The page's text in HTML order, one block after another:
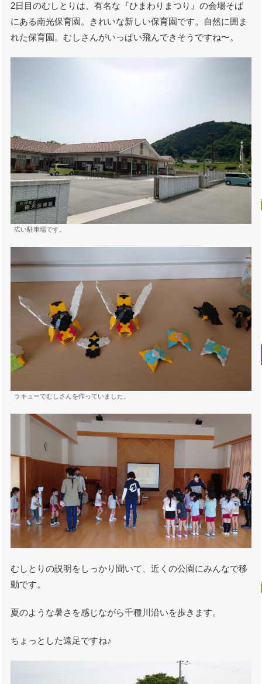
2日目のむしとりは、有名な『ひまわりまつり』の会場そば
にある南光保育園。きれいな新しい保育園です。自然に囲ま
れた保育園。むしさんがいっぱい飛んできそうですね〜。
広い駐車場です。
ラキューでむしさんを作っていました。
むしとりの説明をしっかり聞いて、近くの公園にみんなで移
動です。
夏のような暑さを感じながら千種川沿いを歩きます。
ちょっとした遠足ですね♪